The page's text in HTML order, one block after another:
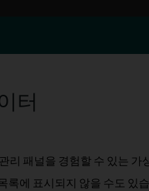
터
리 패널을 경험할 수 있는 가
록에 표시되지 않을 수도 있